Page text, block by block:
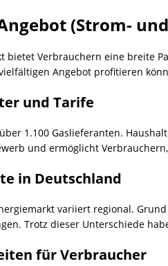
(Strom-
bietet Verbrauchern eine breite
Angebot profitieren
und Tarife
1.100 Gaslieferanten.
und ermöglicht
in Deutschland
variiert regional.
Trotz dieser Unterschiede
für Verbraucher